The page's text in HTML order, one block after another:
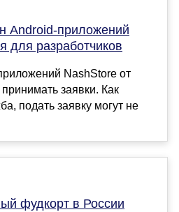
Android-приложений
для разработчиков
NashStore от
заявки. Как
подать заявку могут не
фудкорт в России